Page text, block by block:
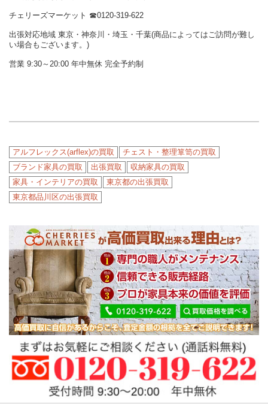
チェリーズマーケット ☎︎0120-319-622
出張対応地域 東京・神奈川・埼玉・千葉(商品によってはご訪問が難し
い場合もございます。)
営業 9:30～20:00 年中無休 完全予約制
アルフレックス(arflex)の買取
チェスト・整理箪笥の買取
ブランド家具の買取
出張買取
収納家具の買取
家具・インテリアの買取
東京都の出張買取
東京都品川区の出張買取